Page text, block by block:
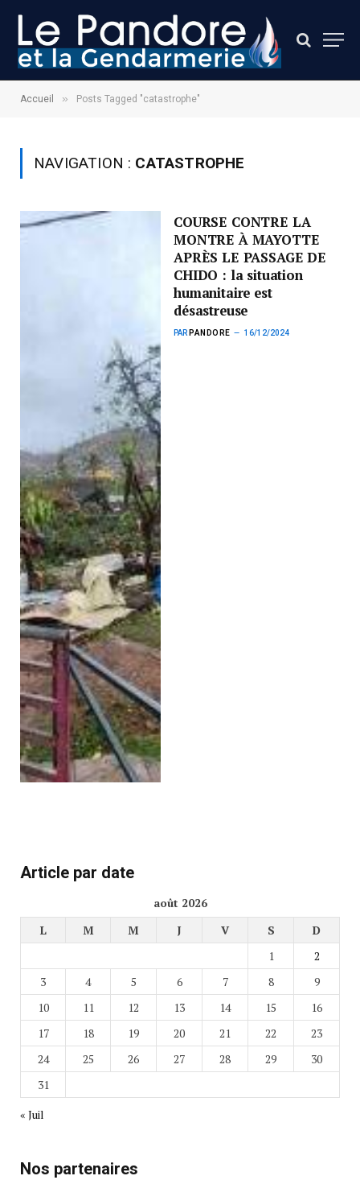
Accueil » Posts Tagged "catastrophe"
NAVIGATION : CATASTROPHE
COURSE CONTRE LA
MONTRE À MAYOTTE
APRÈS LE PASSAGE DE
CHIDO : la situation
humanitaire est
désastreuse
PAR PANDORE 16/12/2024
Article par date
août 2026
L
M M J V S
D
1
2
3
4 5 6 7 8
9
10
11 12 13 14 15
16
17
18 19 20 21 22
23
24
25 26 27 28 29
30
31
« Juil
Nos partenaires